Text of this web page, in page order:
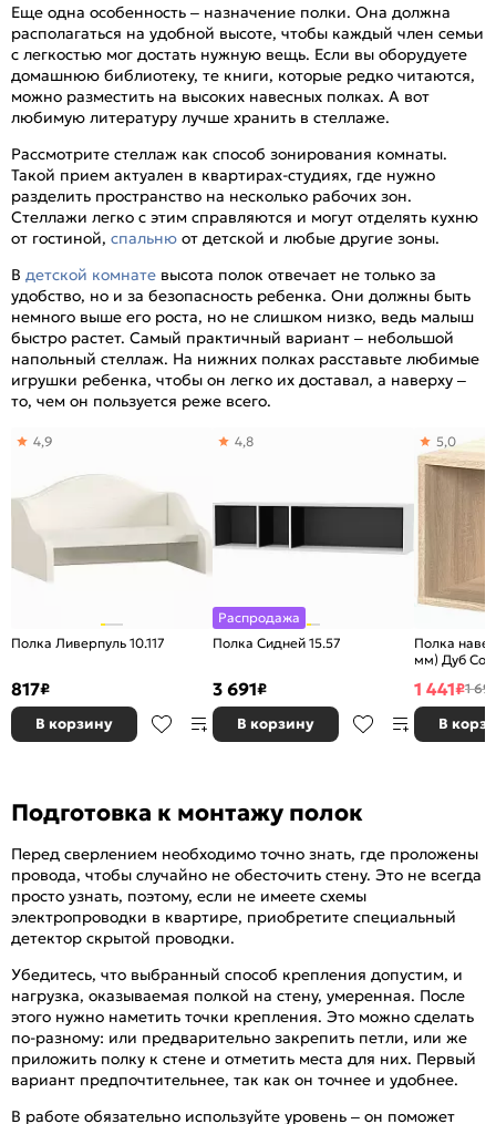
Еще одна особенность – назначение полки. Она должна
располагаться на удобной высоте, чтобы каждый член семьи
с легкостью мог достать нужную вещь. Если вы оборудуете
домашнюю библиотеку, те книги, которые редко читаются,
можно разместить на высоких навесных полках. А вот
любимую литературу лучше хранить в стеллаже.
Рассмотрите стеллаж как способ зонирования комнаты.
Такой прием актуален в квартирах-студиях, где нужно
разделить пространство на несколько рабочих зон.
Стеллажи легко с этим справляются и могут отделять кухню
от гостиной, спальню от детской и любые другие зоны.
В детской комнате высота полок отвечает не только за
удобство, но и за безопасность ребенка. Они должны быть
немного выше его роста, но не слишком низко, ведь малыш
быстро растет. Самый практичный вариант – небольшой
напольный стеллаж. На нижних полках расставьте любимые
игрушки ребенка, чтобы он легко их доставал, а наверху –
то, чем он пользуется реже всего.
Полка Ливерпуль 10.117
4,9
817₽
В корзину
Распродажа
Полка Сидней 15.57
4,8
3 691₽
В корзину
Полка
мм) Дуб
5,0
1 441₽1
В
Подготовка к монтажу полок
Перед сверлением необходимо точно знать, где проложены
провода, чтобы случайно не обесточить стену. Это не всегда
просто узнать, поэтому, если не имеете схемы
электропроводки в квартире, приобретите специальный
детектор скрытой проводки.
Убедитесь, что выбранный способ крепления допустим, и
нагрузка, оказываемая полкой на стену, умеренная. После
этого нужно наметить точки крепления. Это можно сделать
по-разному: или предварительно закрепить петли, или же
приложить полку к стене и отметить места для них. Первый
вариант предпочтительнее, так как он точнее и удобнее.
В работе обязательно используйте уровень – он поможет